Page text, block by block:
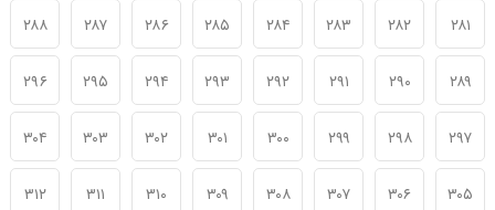
۲۸۱ ۲۸۲ ۲۸۳ ۲۸۴ ۲۸۵ ۲۸۶ ۲۸۷ ۲۸۸
۲۸۹ ۲۹۰ ۲۹۱ ۲۹۲ ۲۹۳ ۲۹۴ ۲۹۵ ۲۹۶
۲۹۷ ۲۹۸ ۲۹۹ ۳۰۰ ۳۰۱ ۳۰۲ ۳۰۳ ۳۰۴
۳۰۵ ۳۰۶ ۳۰۷ ۳۰۸ ۳۰۹ ۳۱۰ ۳۱۱ ۳۱۲